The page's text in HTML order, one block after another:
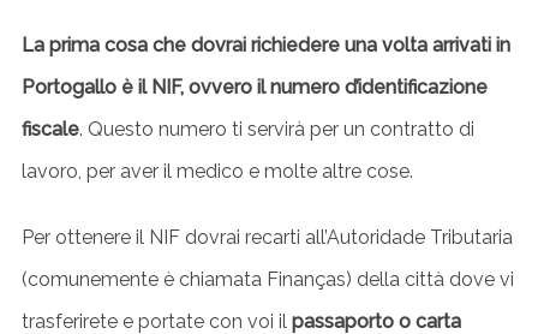
La prima cosa che dovrai richiedere una volta arrivati in
Portogallo è il NIF, ovvero il numero d’identificazione
fiscale. Questo numero ti servirà per un contratto di
lavoro, per aver il medico e molte altre cose.
Per ottenere il NIF dovrai recarti all’Autoridade Tributaria
(comunemente è chiamata Finanças) della città dove vi
trasferirete e portate con voi il passaporto o carta